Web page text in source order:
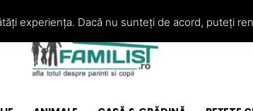
experiența. Dacă nu sunteți de acord, puteți